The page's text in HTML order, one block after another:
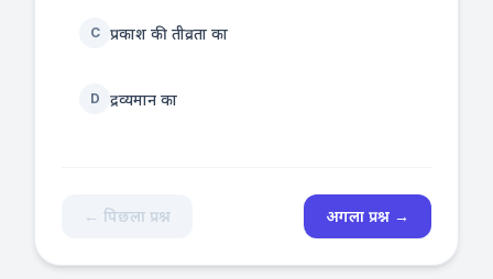
C प्रकाश की तीव्रता का
D द्रव्यमान का
← पिछला प्रश्न अगला प्रश्न →